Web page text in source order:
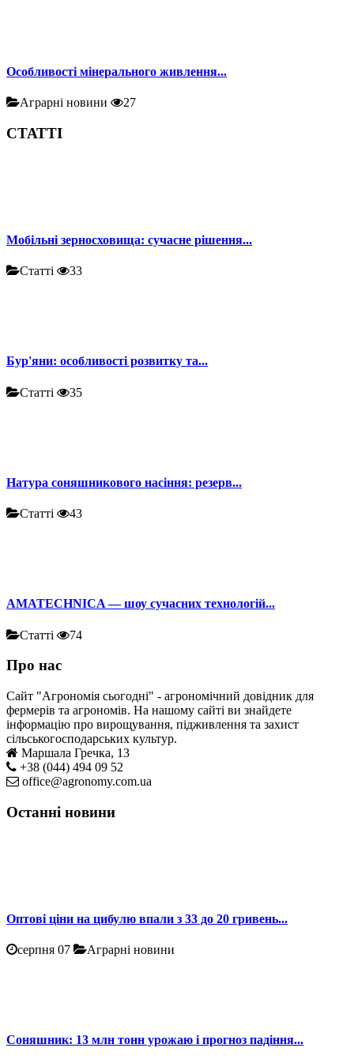
Особливості мінерального живлення...
Аграрні новини 27
СТАТТІ
Мобільні зерносховища: сучасне рішення...
Статті 33
Бур'яни: особливості розвитку та...
Статті 35
Натура соняшникового насіння: резерв...
Статті 43
AMATECHNICA — шоу сучасних технологій...
Статті 74
Про нас
Сайт "Агрономія сьогодні" - агрономічний довідник для
фермерів та агрономів. На нашому сайті ви знайдете
інформацію про вирощування, підживлення та захист
сільськогосподарських культур.
Маршала Гречка, 13
+38 (044) 494 09 52
office@agronomy.com.ua
Останні новини
Оптові ціни на цибулю впали з 33 до 20 гривень...
серпня 07 Аграрні новини
Соняшник: 13 млн тонн урожаю і прогноз падіння...